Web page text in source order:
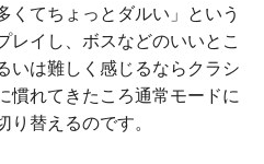
くてちょっとダルい」という
レイし、ボスなどのいいとこ
いは難しく感じるならクラシ
慣れてきたころ通常モードに
替えるのです。